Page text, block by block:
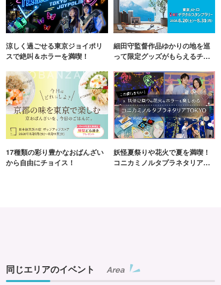
涼しく過ごせる東京ジョイポリ
スで絶叫＆ホラーを満喫！
細田守監督作品ゆかりの地を巡
って限定グッズがもらえるチャ
17種類の彩り豊かなおばんざい
から自由にチョイス！
妖怪夏祭りや花火で夏を満喫！
コニカミノルタプラネタリア
同じエリアのイベント Area